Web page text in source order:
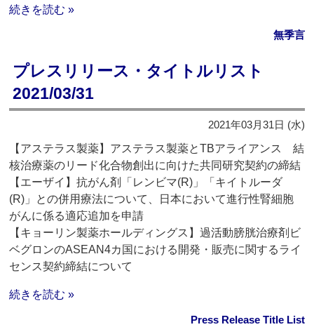
続きを読む »
無季言
プレスリリース・タイトルリスト
2021/03/31
2021年03月31日 (水)
【アステラス製薬】アステラス製薬とTBアライアンス 結
核治療薬のリード化合物創出に向けた共同研究契約の締結
【エーザイ】抗がん剤「レンビマ(R)」「キイトルーダ
(R)」との併用療法について、日本において進行性腎細胞
がんに係る適応追加を申請
【キョーリン製薬ホールディングス】過活動膀胱治療剤ビ
ベグロンのASEAN4カ国における開発・販売に関するライ
センス契約締結について
続きを読む »
Press Release Title List